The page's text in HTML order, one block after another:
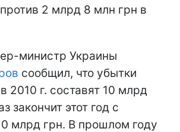
2 млрд 8 млн грн в
министр Украины
сообщил, что убытки
2010 г. составят 10 млрд
закончит этот год с
млрд грн. В прошлом году